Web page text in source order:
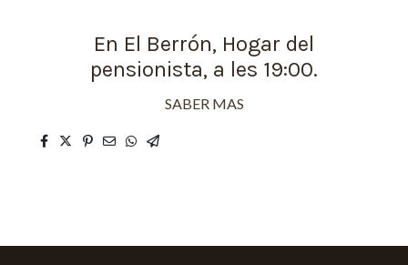
En El Berrón, Hogar del
pensionista, a les 19:00.
SABER MAS